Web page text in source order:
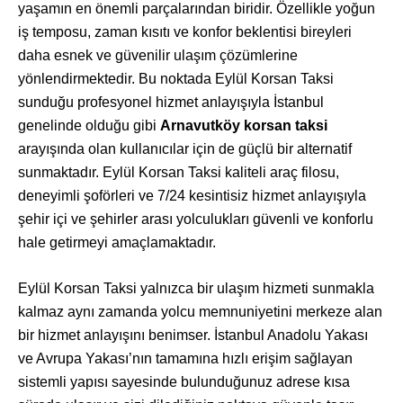
yaşamın en önemli parçalarından biridir. Özellikle yoğun
iş temposu, zaman kısıtı ve konfor beklentisi bireyleri
daha esnek ve güvenilir ulaşım çözümlerine
yönlendirmektedir. Bu noktada Eylül Korsan Taksi
sunduğu profesyonel hizmet anlayışıyla İstanbul
genelinde olduğu gibi Arnavutköy korsan taksi
arayışında olan kullanıcılar için de güçlü bir alternatif
sunmaktadır. Eylül Korsan Taksi kaliteli araç filosu,
deneyimli şoförleri ve 7/24 kesintisiz hizmet anlayışıyla
şehir içi ve şehirler arası yolculukları güvenli ve konforlu
hale getirmeyi amaçlamaktadır.
Eylül Korsan Taksi yalnızca bir ulaşım hizmeti sunmakla
kalmaz aynı zamanda yolcu memnuniyetini merkeze alan
bir hizmet anlayışını benimser. İstanbul Anadolu Yakası
ve Avrupa Yakası’nın tamamına hızlı erişim sağlayan
sistemli yapısı sayesinde bulunduğunuz adrese kısa